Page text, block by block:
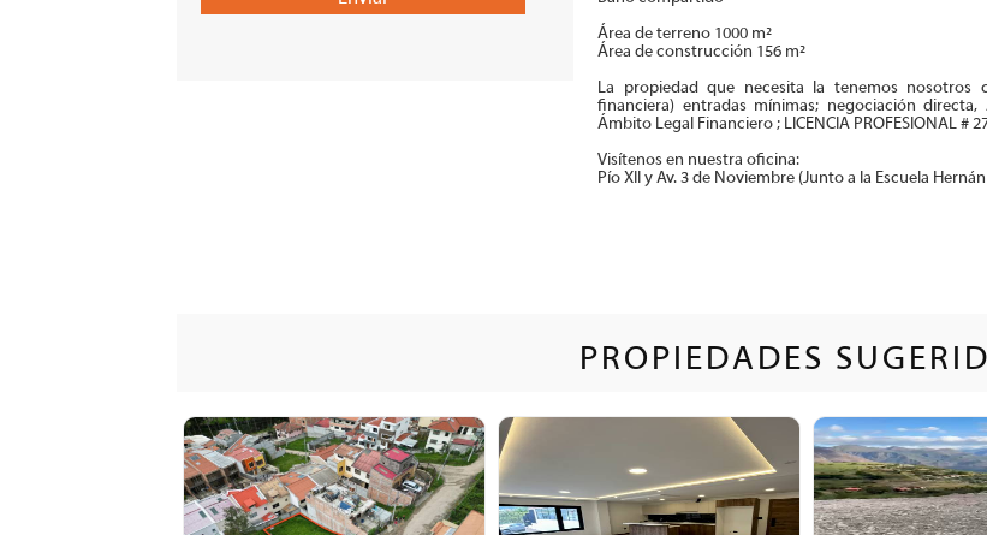
Área de terreno 1000 m²
Área de construcción 156 m²
La propiedad que necesita la tenemos nosotros
financiera) entradas mínimas; negociación
Ámbito Legal Financiero ; LICENCIA PROFESIONAL #
Visí­tenos en nuestra oficina:
Pí­o XII y Av. 3 de Noviembre (Junto a la Escuela
PROPIEDADES